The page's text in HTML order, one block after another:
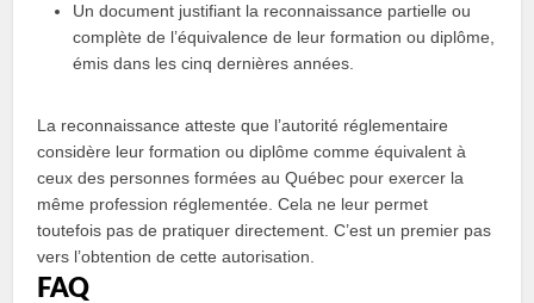
Un document justifiant la reconnaissance partielle ou
complète de l’équivalence de leur formation ou diplôme,
émis dans les cinq dernières années.
La reconnaissance atteste que l’autorité réglementaire
considère leur formation ou diplôme comme équivalent à
ceux des personnes formées au Québec pour exercer la
même profession réglementée. Cela ne leur permet
toutefois pas de pratiquer directement. C’est un premier pas
vers l’obtention de cette autorisation.
FAQ